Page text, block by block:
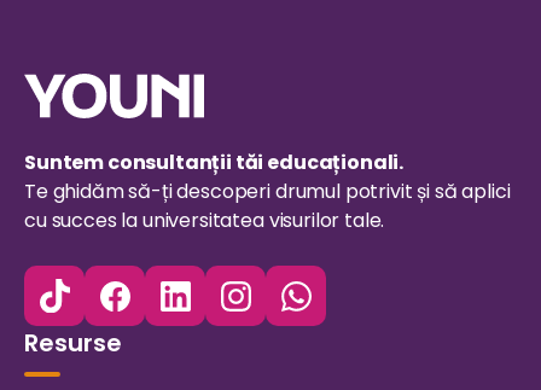
Suntem consultanții tăi educaționali.
Te ghidăm să-ți descoperi drumul potrivit și să aplici
cu succes la universitatea visurilor tale.
Resurse